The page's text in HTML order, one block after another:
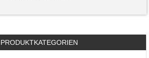
PRODUKTKATEGORIEN